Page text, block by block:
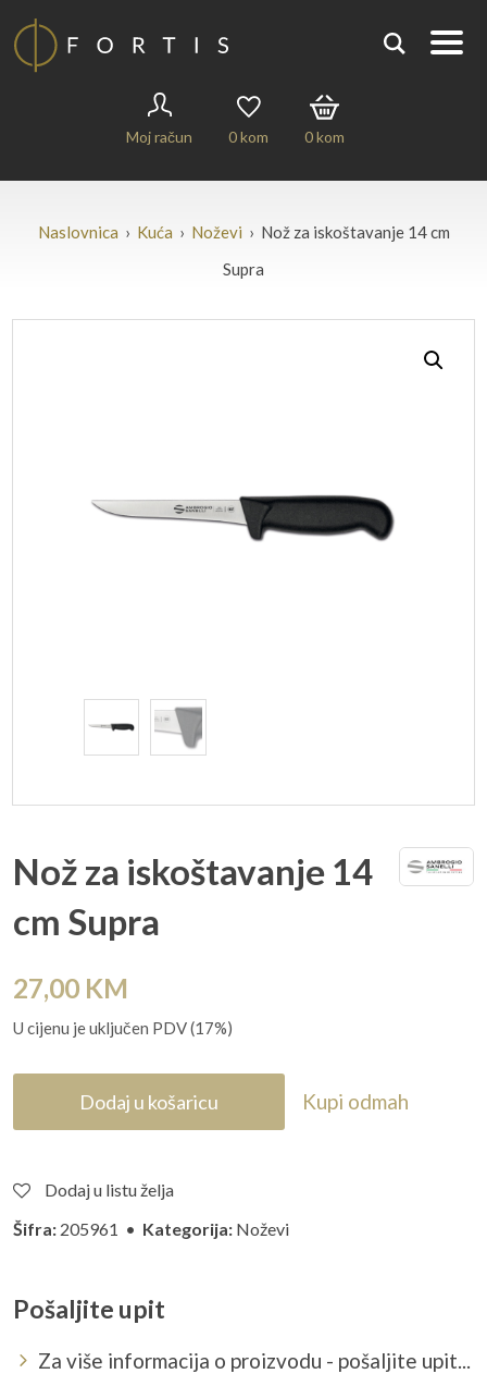
Moj račun 0kom 0kom
Naslovnica › Kuća › Noževi › Nož za iskoštavanje 14 cm
Supra
Nož za iskoštavanje 14
cm Supra
27,00 KM
U cijenu je uključen PDV (17%)
Dodaj u košaricu Kupi odmah
Dodaj u listu želja
Šifra: 205961 • Kategorija: Noževi
Pošaljite upit
Za više informacija o proizvodu - pošaljite upit...